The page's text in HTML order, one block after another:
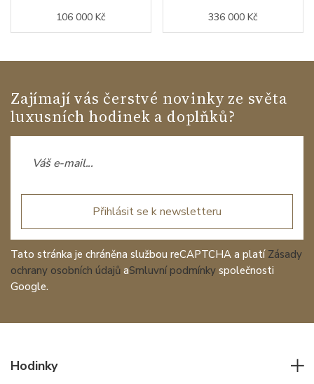
106 000 Kč 336 000 Kč
Zajímají vás čerstvé novinky ze světa
luxusních hodinek a doplňků?
Přihlásit se k newsletteru
Tato stránka je chráněna službou reCAPTCHA a platí Zásady
ochrany osobních údajů aSmluvní podmínky společnosti
Google.
Hodinky